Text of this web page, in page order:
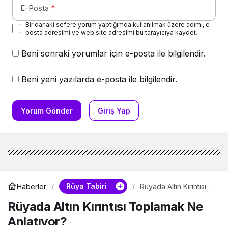
E-Posta *
Bir dahaki sefere yorum yaptığımda kullanılmak üzere adımı, e-
posta adresimi ve web site adresimi bu tarayıcıya kaydet.
Beni sonraki yorumlar için e-posta ile bilgilendir.
Beni yeni yazılarda e-posta ile bilgilendir.
Yorum Gönder Giriş Yap
Haberler Rüya Tabiri
Rüyada Altın Kırıntısı
Anlatıyor?
Rüyada Altın Kırıntısı Toplamak Ne
Anlatıyor?